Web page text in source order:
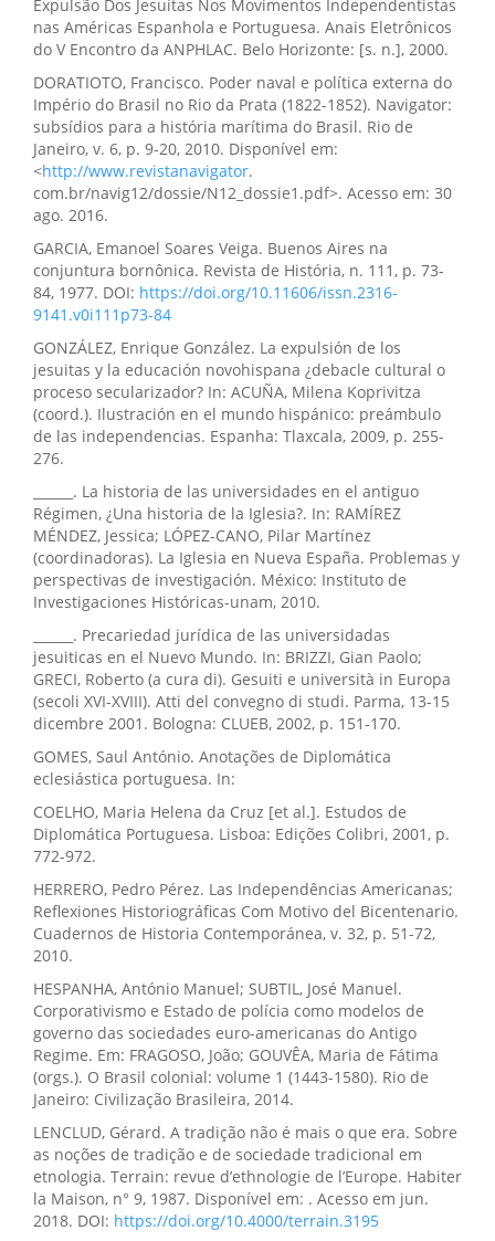
Expulsão Dos Jesuítas Nos Movimentos Independentistas
nas Américas Espanhola e Portuguesa. Anais Eletrônicos
do V Encontro da ANPHLAC. Belo Horizonte: [s. n.], 2000.
DORATIOTO, Francisco. Poder naval e política externa do
Império do Brasil no Rio da Prata (1822-1852). Navigator:
subsídios para a história marítima do Brasil. Rio de
Janeiro, v. 6, p. 9-20, 2010. Disponível em:
<http://www.revistanavigator.
com.br/navig12/dossie/N12_dossie1.pdf>. Acesso em: 30
ago. 2016.
GARCIA, Emanoel Soares Veiga. Buenos Aires na
conjuntura bornônica. Revista de História, n. 111, p. 73-
84, 1977. DOI: https://doi.org/10.11606/issn.2316-
9141.v0i111p73-84
GONZÁLEZ, Enrique González. La expulsión de los
jesuitas y la educación novohispana ¿debacle cultural o
proceso secularizador? In: ACUÑA, Milena Koprivitza
(coord.). Ilustración en el mundo hispánico: preámbulo
de las independencias. Espanha: Tlaxcala, 2009, p. 255-
276.
______. La historia de las universidades en el antiguo
Régimen, ¿Una historia de la Iglesia?. In: RAMÍREZ
MÉNDEZ, Jessica; LÓPEZ-CANO, Pilar Martínez
(coordinadoras). La Iglesia en Nueva España. Problemas y
perspectivas de investigación. México: Instituto de
Investigaciones Históricas-unam, 2010.
______. Precariedad jurídica de las universidadas
jesuiticas en el Nuevo Mundo. In: BRIZZI, Gian Paolo;
GRECI, Roberto (a cura di). Gesuiti e università in Europa
(secoli XVI-XVIII). Atti del convegno di studi. Parma, 13-15
dicembre 2001. Bologna: CLUEB, 2002, p. 151-170.
GOMES, Saul António. Anotações de Diplomática
eclesiástica portuguesa. In:
COELHO, Maria Helena da Cruz [et al.]. Estudos de
Diplomática Portuguesa. Lisboa: Edições Colibri, 2001, p.
772-972.
HERRERO, Pedro Pérez. Las Independências Americanas;
Reflexiones Historiográficas Com Motivo del Bicentenario.
Cuadernos de Historia Contemporánea, v. 32, p. 51-72,
2010.
HESPANHA, António Manuel; SUBTIL, José Manuel.
Corporativismo e Estado de polícia como modelos de
governo das sociedades euro-americanas do Antigo
Regime. Em: FRAGOSO, João; GOUVÊA, Maria de Fátima
(orgs.). O Brasil colonial: volume 1 (1443-1580). Rio de
Janeiro: Civilização Brasileira, 2014.
LENCLUD, Gérard. A tradição não é mais o que era. Sobre
as noções de tradição e de sociedade tradicional em
etnologia. Terrain: revue d’ethnologie de l’Europe. Habiter
la Maison, n° 9, 1987. Disponível em: . Acesso em jun.
2018. DOI: https://doi.org/10.4000/terrain.3195